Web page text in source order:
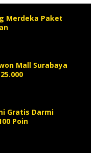
Merdeka Paket
Mall Surabaya
Gratis Darmi
Poin